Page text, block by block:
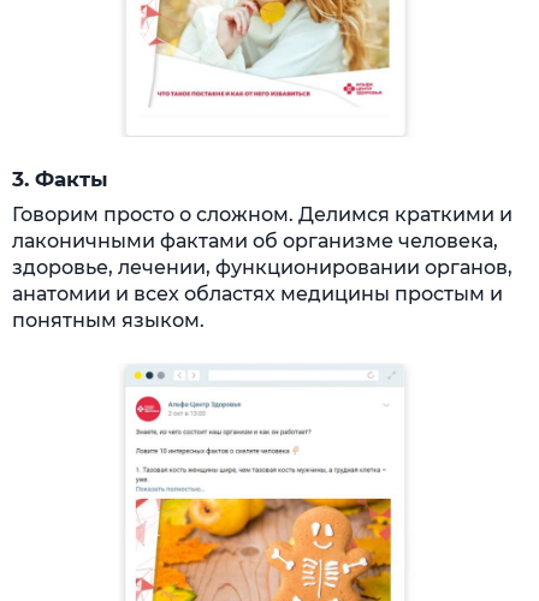
3. Факты
Говорим просто о сложном. Делимся краткими и
лаконичными фактами об организме человека,
здоровье, лечении, функционировании органов,
анатомии и всех областях медицины простым и
понятным языком.